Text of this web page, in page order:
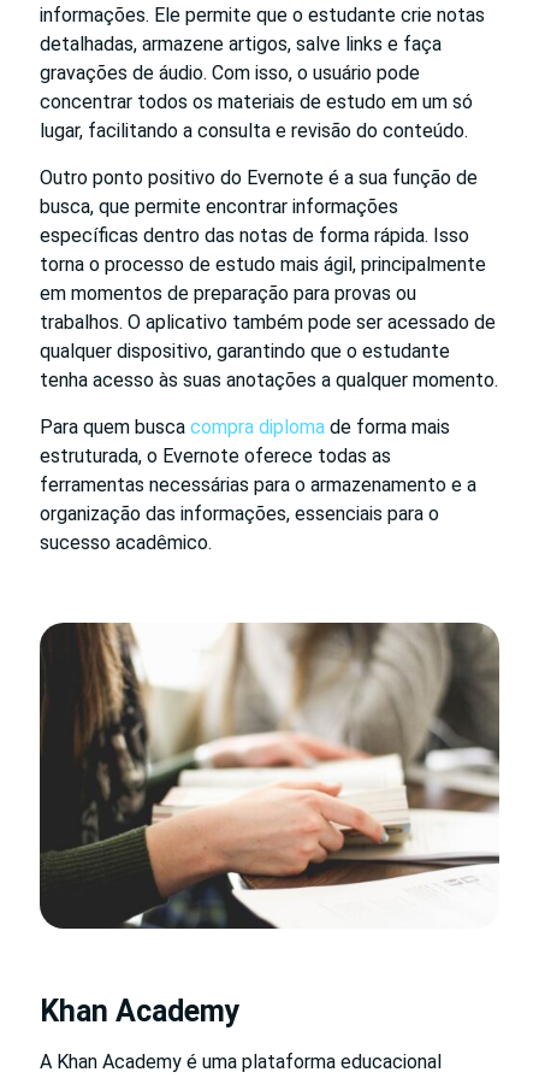
informações. Ele permite que o estudante crie notas
detalhadas, armazene artigos, salve links e faça
gravações de áudio. Com isso, o usuário pode
concentrar todos os materiais de estudo em um só
lugar, facilitando a consulta e revisão do conteúdo.
Outro ponto positivo do Evernote é a sua função de
busca, que permite encontrar informações
específicas dentro das notas de forma rápida. Isso
torna o processo de estudo mais ágil, principalmente
em momentos de preparação para provas ou
trabalhos. O aplicativo também pode ser acessado de
qualquer dispositivo, garantindo que o estudante
tenha acesso às suas anotações a qualquer momento.
Para quem busca compra diploma de forma mais
estruturada, o Evernote oferece todas as
ferramentas necessárias para o armazenamento e a
organização das informações, essenciais para o
sucesso acadêmico.
Khan Academy
A Khan Academy é uma plataforma educacional